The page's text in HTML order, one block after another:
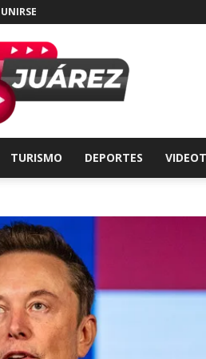
Juárez
TURISMO DEPORTES